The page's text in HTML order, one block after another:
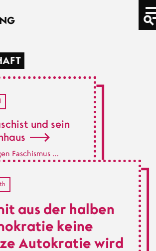
und sein
Faschismus …
aus der halben
keine
Autokratie wird